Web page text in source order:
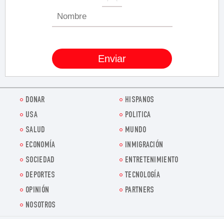
DONAR
HISPANOS
USA
POLITICA
SALUD
MUNDO
ECONOMÍA
INMIGRACIÓN
SOCIEDAD
ENTRETENIMIENTO
DEPORTES
TECNOLOGÍA
OPINIÓN
PARTNERS
NOSOTROS